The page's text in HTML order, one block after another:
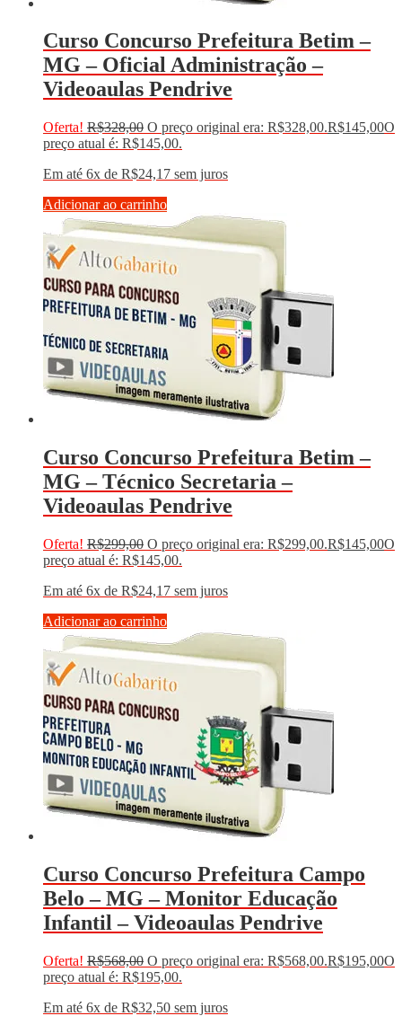
Curso Concurso Prefeitura Betim –
MG – Oficial Administração –
Videoaulas Pendrive
Oferta! R$328,00 O preço original era: R$328,00.R$145,00O
preço atual é: R$145,00.
Em até 6x de R$24,17 sem juros
Adicionar ao carrinho
Curso Concurso Prefeitura Betim –
MG – Técnico Secretaria –
Videoaulas Pendrive
Oferta! R$299,00 O preço original era: R$299,00.R$145,00O
preço atual é: R$145,00.
Em até 6x de R$24,17 sem juros
Adicionar ao carrinho
Curso Concurso Prefeitura Campo
Belo – MG – Monitor Educação
Infantil – Videoaulas Pendrive
Oferta! R$568,00 O preço original era: R$568,00.R$195,00O
preço atual é: R$195,00.
Em até 6x de R$32,50 sem juros